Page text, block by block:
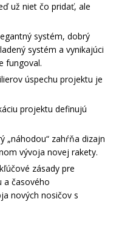
už niet čo pridať, ale
systém, dobrý
systém a vynikajúci
fungoval.
úspechu projektu je
projektu definujú
„náhodou“ zahŕňa dizajn
vývoja novej rakety.
zásady pre
a časového
nových nosičov s